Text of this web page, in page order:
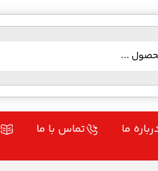
ما تماس با ما